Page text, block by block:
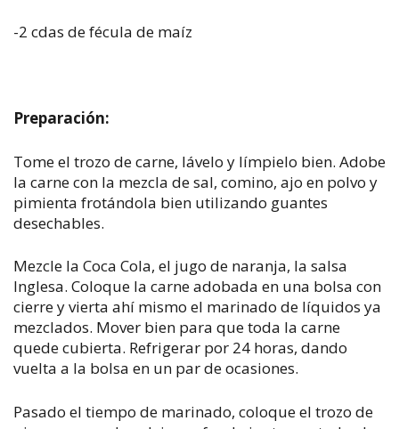
-2 cdas de fécula de maíz
Preparación:
Tome el trozo de carne, lávelo y límpielo bien. Adobe
la carne con la mezcla de sal, comino, ajo en polvo y
pimienta frotándola bien utilizando guantes
desechables.
Mezcle la Coca Cola, el jugo de naranja, la salsa
Inglesa. Coloque la carne adobada en una bolsa con
cierre y vierta ahí mismo el marinado de líquidos ya
mezclados. Mover bien para que toda la carne
quede cubierta. Refrigerar por 24 horas, dando
vuelta a la bolsa en un par de ocasiones.
Pasado el tiempo de marinado, coloque el trozo de